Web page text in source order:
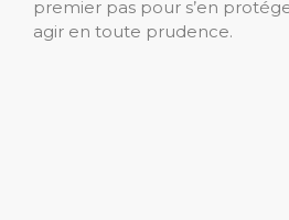
premier pas pour s’en
agir en toute prudence.